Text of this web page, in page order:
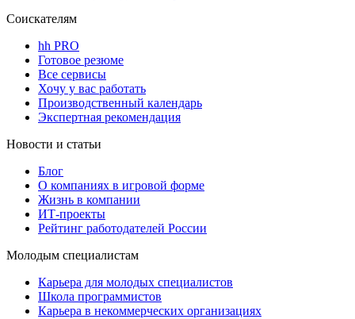
Соискателям
hh PRO
Готовое резюме
Все сервисы
Хочу у вас работать
Производственный календарь
Экспертная рекомендация
Новости и статьи
Блог
О компаниях в игровой форме
Жизнь в компании
ИТ-проекты
Рейтинг работодателей России
Молодым специалистам
Карьера для молодых специалистов
Школа программистов
Карьера в некоммерческих организациях